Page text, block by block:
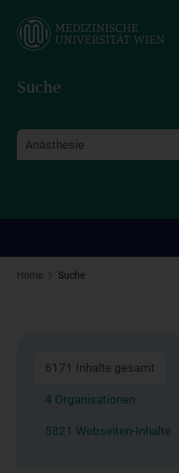
main
Suche
Home Suche
6171 Inhalte gesamt
4 Organisationen
5821 Webseiten-Inhalte